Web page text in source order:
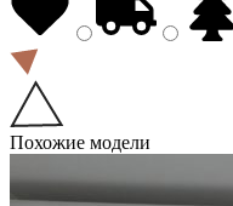
Похожие модели